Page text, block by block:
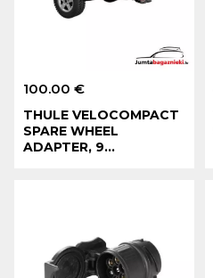
100.00 €
THULE VELOCOMPACT
SPARE WHEEL
ADAPTER, 9...